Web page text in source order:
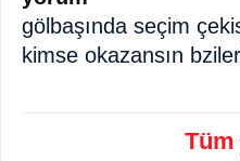
gölbaşında seçim
kimse okazansın
Tüm